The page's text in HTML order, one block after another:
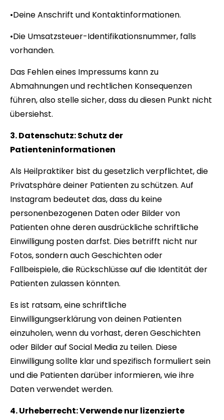
•Deine Anschrift und Kontaktinformationen.
•Die Umsatzsteuer-Identifikationsnummer, falls
vorhanden.
Das Fehlen eines Impressums kann zu
Abmahnungen und rechtlichen Konsequenzen
führen, also stelle sicher, dass du diesen Punkt nicht
übersiehst.
3. Datenschutz: Schutz der
Patienteninformationen
Als Heilpraktiker bist du gesetzlich verpflichtet, die
Privatsphäre deiner Patienten zu schützen. Auf
Instagram bedeutet das, dass du keine
personenbezogenen Daten oder Bilder von
Patienten ohne deren ausdrückliche schriftliche
Einwilligung posten darfst. Dies betrifft nicht nur
Fotos, sondern auch Geschichten oder
Fallbeispiele, die Rückschlüsse auf die Identität der
Patienten zulassen könnten.
Es ist ratsam, eine schriftliche
Einwilligungserklärung von deinen Patienten
einzuholen, wenn du vorhast, deren Geschichten
oder Bilder auf Social Media zu teilen. Diese
Einwilligung sollte klar und spezifisch formuliert sein
und die Patienten darüber informieren, wie ihre
Daten verwendet werden.
4. Urheberrecht: Verwende nur lizenzierte